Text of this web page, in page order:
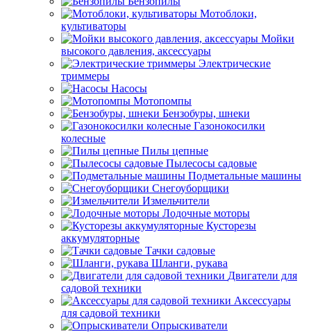
Мотоблоки,
культиваторы
Мойки
высокого давления, аксессуары
Электрические
триммеры
Насосы
Мотопомпы
Бензобуры, шнеки
Газонокосилки
колесные
Пилы цепные
Пылесосы садовые
Подметальные машины
Снегоуборщики
Измельчители
Лодочные моторы
Кусторезы
аккумуляторные
Тачки садовые
Шланги, рукава
Двигатели для
садовой техники
Аксессуары
для садовой техники
Опрыскиватели